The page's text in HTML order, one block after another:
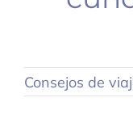
Consejos de